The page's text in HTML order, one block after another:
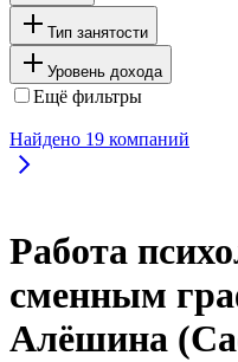
Тип занятости
Уровень дохода
Ещё фильтры
Найдено 19 компаний
Работа
сменным
Алёшина